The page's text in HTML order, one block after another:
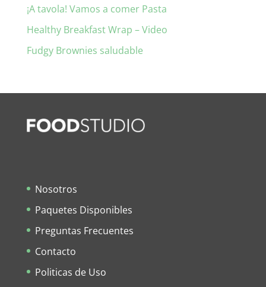
¡A tavola! Vamos a comer Pasta
Healthy Breakfast Wrap – Video
Fudgy Brownies saludable
Nosotros
Paquetes Disponibles
Preguntas Frecuentes
Contacto
Politicas de Uso